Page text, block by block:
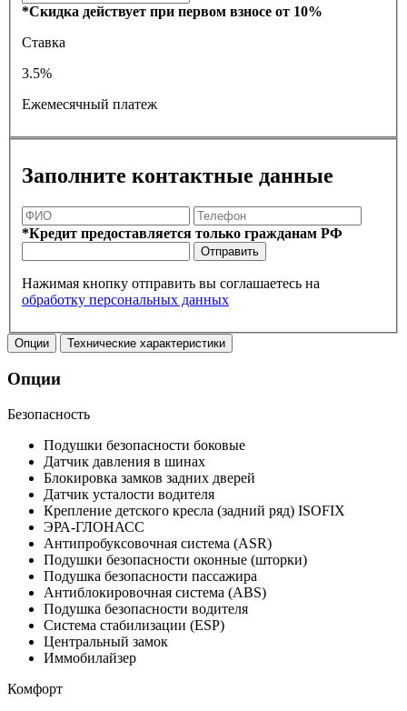
*Скидка действует при первом взносе от 10%
Ставка
3.5%
Ежемесячный платеж
Заполните контактные данные
*Кредит предоставляется только гражданам РФ
Отправить
Нажимая кнопку отправить вы соглашаетесь на
обработку персональных данных
Опции Технические характеристики
Опции
Безопасность
Подушки безопасности боковые
Датчик давления в шинах
Блокировка замков задних дверей
Датчик усталости водителя
Крепление детского кресла (задний ряд) ISOFIX
ЭРА-ГЛОНАСС
Антипробуксовочная система (ASR)
Подушки безопасности оконные (шторки)
Подушка безопасности пассажира
Антиблокировочная система (ABS)
Подушка безопасности водителя
Система стабилизации (ESP)
Центральный замок
Иммобилайзер
Комфорт